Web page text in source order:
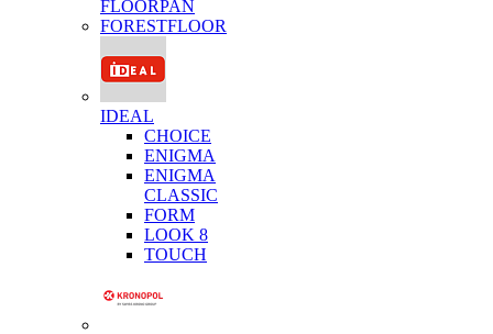
FLOORPAN
FORESTFLOOR
IDEAL
CHOICE
ENIGMA
ENIGMA
CLASSIC
FORM
LOOK 8
TOUCH